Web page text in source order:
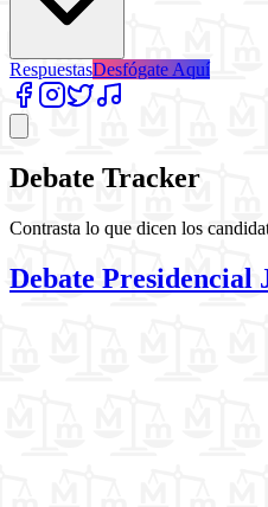
RespuestasDesfógate Aquí
Debate Tracker
Contrasta lo que dicen los
Debate Presidencial